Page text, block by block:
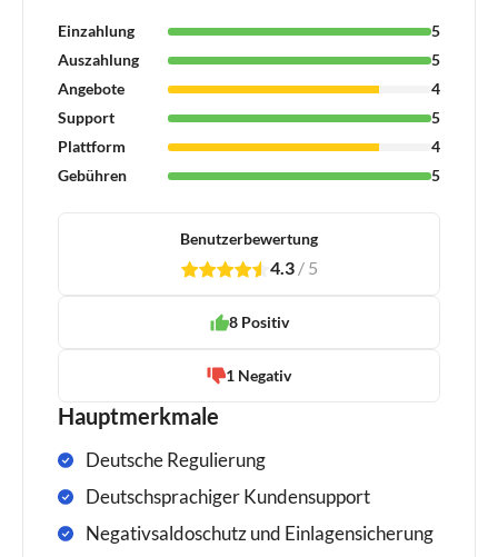
Einzahlung
5
Auszahlung
5
Angebote
4
Support
5
Plattform
4
Gebühren
5
Benutzerbewertung
1 2 3 4 5 4.3 / 5
8 Positiv
1 Negativ
Hauptmerkmale
Deutsche Regulierung
Deutschsprachiger Kundensupport
Negativsaldoschutz und Einlagensicherung